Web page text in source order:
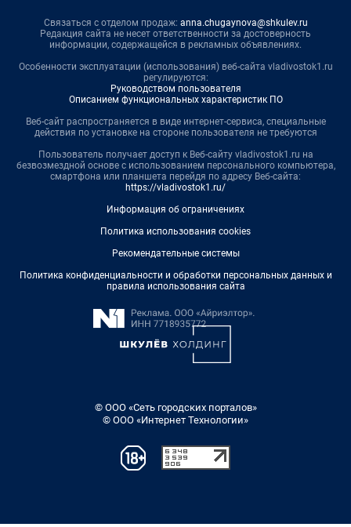
Связаться с отделом продаж: anna.chugaynova@shkulev.ru
Редакция сайта не несет ответственности за достоверность
информации, содержащейся в рекламных объявлениях.
Особенности эксплуатации (использования) веб-сайта vladivostok1.ru
регулируются:
Руководством пользователя
Описанием функциональных характеристик ПО
Веб-сайт распространяется в виде интернет-сервиса, специальные
действия по установке на стороне пользователя не требуются
Пользователь получает доступ к Веб-сайту vladivostok1.ru на
безвозмездной основе с использованием персонального компьютера,
смартфона или планшета перейдя по адресу Веб-сайта:
https://vladivostok1.ru/
Информация об ограничениях
Политика использования cookies
Рекомендательные системы
Политика конфиденциальности и обработки персональных данных и
правила использования сайта
© ООО «Сеть городских порталов»
© ООО «Интернет Технологии»